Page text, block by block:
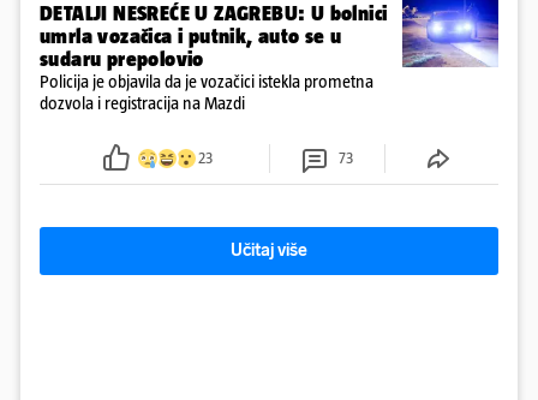
DETALJI NESREĆE U ZAGREBU: U bolnici
umrla vozačica i putnik, auto se u
sudaru prepolovio
Policija je objavila da je vozačici istekla prometna
dozvola i registracija na Mazdi
23 73
Učitaj više